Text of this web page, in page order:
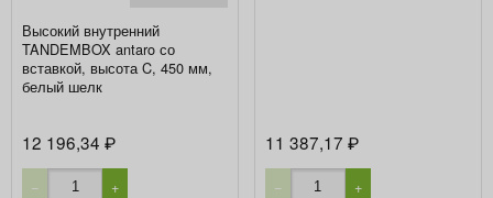
Высокий внутренний
TANDEMBOX antaro со
вставкой, высота C, 450 мм,
белый шелк
12 196,34₽
− +
11 387,17 ₽
− +